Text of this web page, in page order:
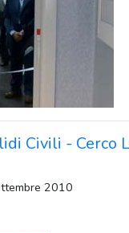
Civili - Cerco
2010